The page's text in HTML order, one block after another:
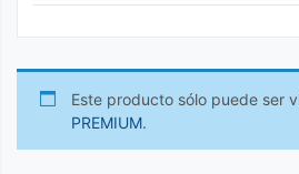
Este producto sólo puede ser
PREMIUM.